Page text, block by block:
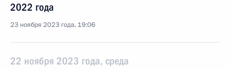
2022 года
23 ноября 2023 года, 19:06
22 ноября 2023 года, среда